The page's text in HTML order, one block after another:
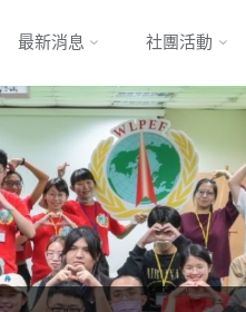
最新消息 社團活動